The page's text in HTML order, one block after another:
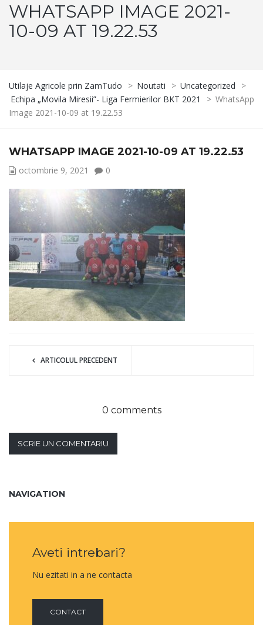
WHATSAPP IMAGE 2021-
10-09 AT 19.22.53
Utilaje Agricole prin ZamTudo > Noutati > Uncategorized
>
Echipa „Movila Miresii”- Liga Fermierilor BKT 2021
> WhatsApp
Image 2021-10-09 at 19.22.53
WHATSAPP IMAGE 2021-10-09 AT 19.22.53
octombrie 9, 2021 0
ARTICOLUL PRECEDENT
0 comments
SCRIE UN COMENTARIU
NAVIGATION
Aveti intrebari?
Nu ezitati in a ne contacta
CONTACT